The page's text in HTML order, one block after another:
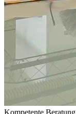
Kompetente Beratung